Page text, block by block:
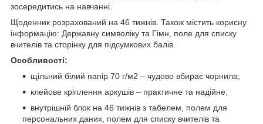
зосередитись на навчанні.
Щоденник розрахований на 46 тижнів. Також містить корисну
інформацію: Державну символіку та Гімн, поле для списку
вчителів та сторінку для підсумкових балів.
Особливості:
щільний білий папір 70 г/м2 – чудово вбирає чорнила;
клейове кріплення аркушів – практичне та надійне;
внутрішній блок на 46 тижнів з табелем, полем для
персональних даних, полем для списку вчителів та